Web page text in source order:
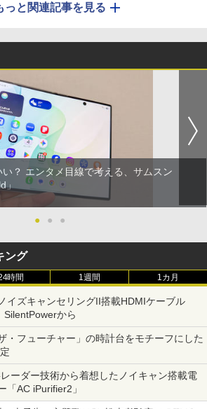
っと関連記事を見る
？ エンタメ目線で考える、サムスン
」
● ● ●
ング
時間 1週間 1カ月
イズキャンセリングII搭載HDMIケーブル
SilentPowerから
・フューチャー」の時計台をモチーフにした
ーダー技術から着想したノイキャン搭載電
「AC iPurifier2」